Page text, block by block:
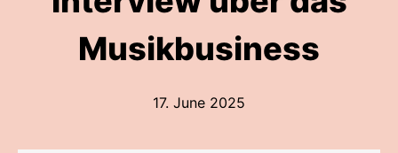
Musikbusiness
17. June 2025